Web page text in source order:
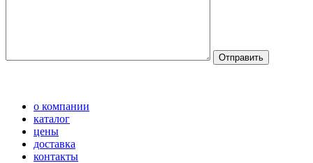
о компании
каталог
цены
доставка
контакты